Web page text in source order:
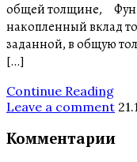
общей толщине,
накопленный вклад
заданной, в общую
[…]
Continue Reading
Leave a comment
Комментарии